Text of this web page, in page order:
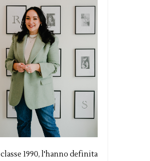
classe 1990, l'hanno definita